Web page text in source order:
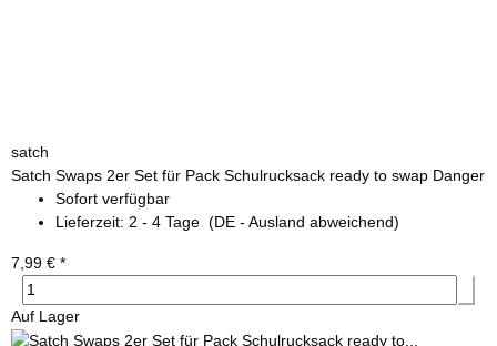
satch
Satch Swaps 2er Set für Pack Schulrucksack ready to swap Danger
Sofort verfügbar
Lieferzeit: 2 - 4 Tage (DE - Ausland abweichend)
7,99 € *
Auf Lager